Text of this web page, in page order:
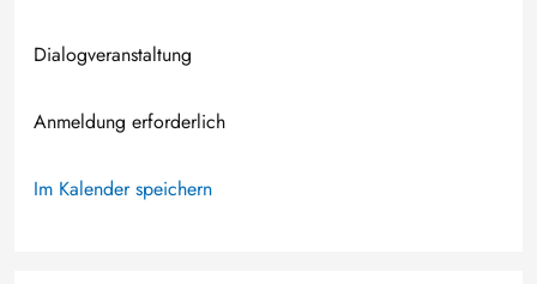
Dialogveranstaltung
Anmeldung erforderlich
Im Kalender speichern